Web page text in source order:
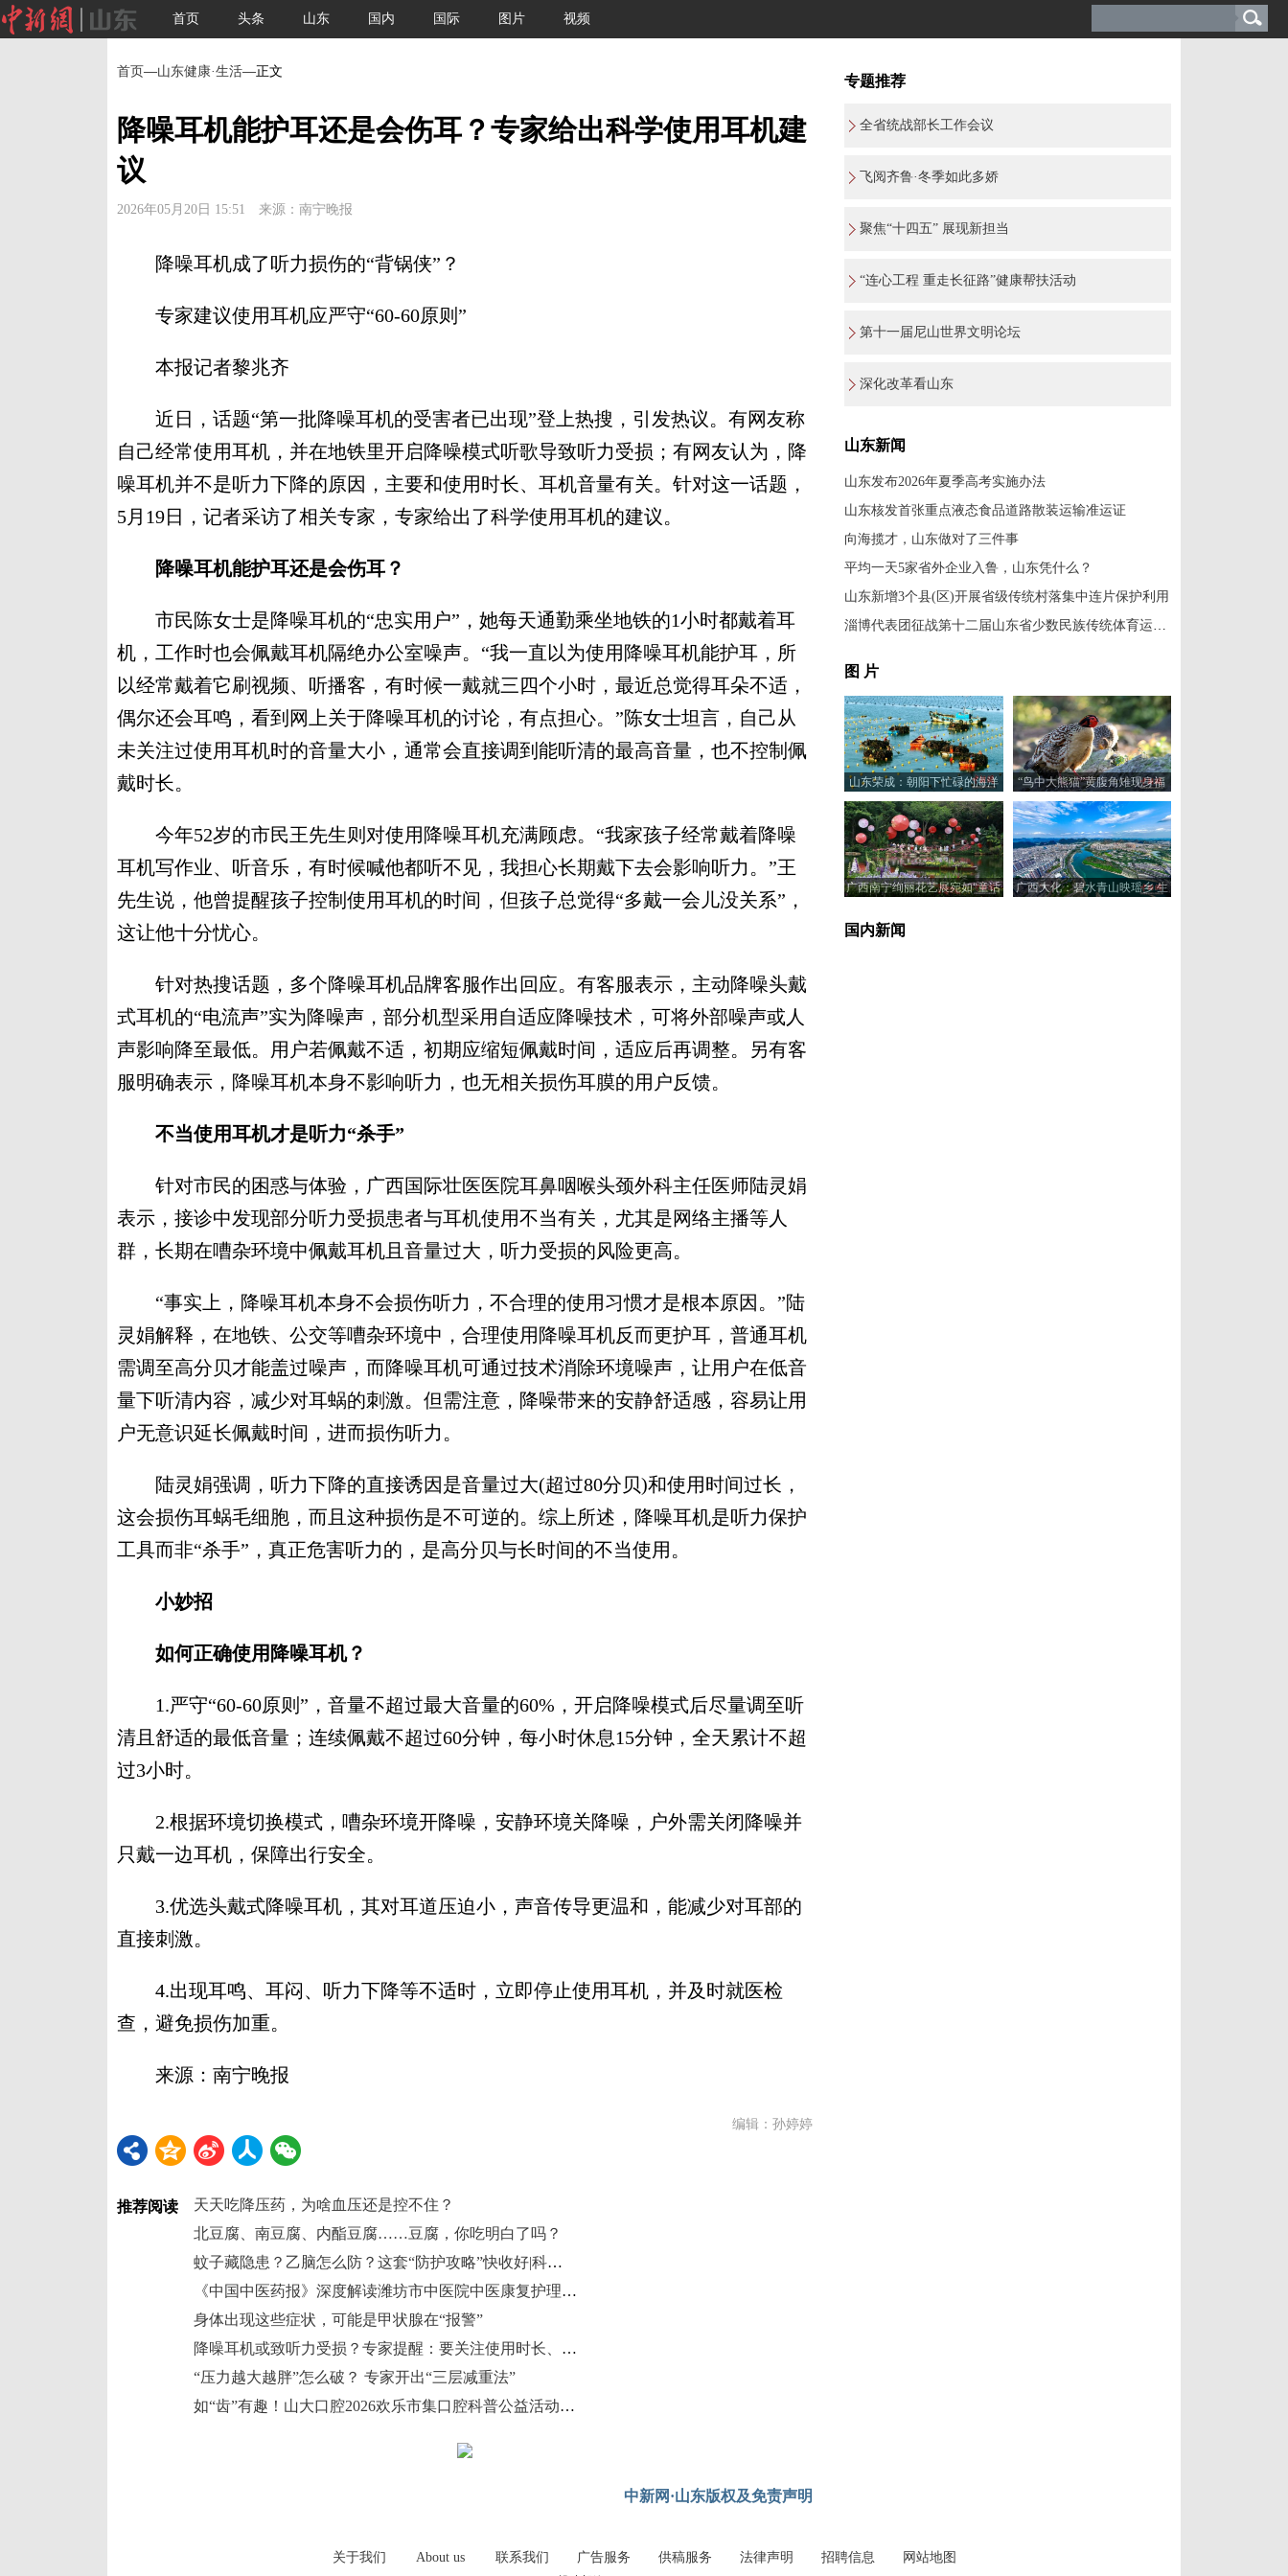
首页 头条 山东 国内 国际 图片 视频
首页—山东健康·生活—正文
降噪耳机能护耳还是会伤耳？专家给出科学使用耳机建
议
2026年05月20日 15:51 来源：南宁晚报
降噪耳机成了听力损伤的“背锅侠”？
专家建议使用耳机应严守“60-60原则”
本报记者黎兆齐
近日，话题“第一批降噪耳机的受害者已出现”登上热搜，引发热议。有网友称
自己经常使用耳机，并在地铁里开启降噪模式听歌导致听力受损；有网友认为，降
噪耳机并不是听力下降的原因，主要和使用时长、耳机音量有关。针对这一话题，
5月19日，记者采访了相关专家，专家给出了科学使用耳机的建议。
降噪耳机能护耳还是会伤耳？
市民陈女士是降噪耳机的“忠实用户”，她每天通勤乘坐地铁的1小时都戴着耳
机，工作时也会佩戴耳机隔绝办公室噪声。“我一直以为使用降噪耳机能护耳，所
以经常戴着它刷视频、听播客，有时候一戴就三四个小时，最近总觉得耳朵不适，
偶尔还会耳鸣，看到网上关于降噪耳机的讨论，有点担心。”陈女士坦言，自己从
未关注过使用耳机时的音量大小，通常会直接调到能听清的最高音量，也不控制佩
戴时长。
今年52岁的市民王先生则对使用降噪耳机充满顾虑。“我家孩子经常戴着降噪
耳机写作业、听音乐，有时候喊他都听不见，我担心长期戴下去会影响听力。”王
先生说，他曾提醒孩子控制使用耳机的时间，但孩子总觉得“多戴一会儿没关系”，
这让他十分忧心。
针对热搜话题，多个降噪耳机品牌客服作出回应。有客服表示，主动降噪头戴
式耳机的“电流声”实为降噪声，部分机型采用自适应降噪技术，可将外部噪声或人
声影响降至最低。用户若佩戴不适，初期应缩短佩戴时间，适应后再调整。另有客
服明确表示，降噪耳机本身不影响听力，也无相关损伤耳膜的用户反馈。
不当使用耳机才是听力“杀手”
针对市民的困惑与体验，广西国际壮医医院耳鼻咽喉头颈外科主任医师陆灵娟
表示，接诊中发现部分听力受损患者与耳机使用不当有关，尤其是网络主播等人
群，长期在嘈杂环境中佩戴耳机且音量过大，听力受损的风险更高。
“事实上，降噪耳机本身不会损伤听力，不合理的使用习惯才是根本原因。”陆
灵娟解释，在地铁、公交等嘈杂环境中，合理使用降噪耳机反而更护耳，普通耳机
需调至高分贝才能盖过噪声，而降噪耳机可通过技术消除环境噪声，让用户在低音
量下听清内容，减少对耳蜗的刺激。但需注意，降噪带来的安静舒适感，容易让用
户无意识延长佩戴时间，进而损伤听力。
陆灵娟强调，听力下降的直接诱因是音量过大(超过80分贝)和使用时间过长，
这会损伤耳蜗毛细胞，而且这种损伤是不可逆的。综上所述，降噪耳机是听力保护
工具而非“杀手”，真正危害听力的，是高分贝与长时间的不当使用。
小妙招
如何正确使用降噪耳机？
1.严守“60-60原则”，音量不超过最大音量的60%，开启降噪模式后尽量调至听
清且舒适的最低音量；连续佩戴不超过60分钟，每小时休息15分钟，全天累计不超
过3小时。
2.根据环境切换模式，嘈杂环境开降噪，安静环境关降噪，户外需关闭降噪并
只戴一边耳机，保障出行安全。
3.优选头戴式降噪耳机，其对耳道压迫小，声音传导更温和，能减少对耳部的
直接刺激。
4.出现耳鸣、耳闷、听力下降等不适时，立即停止使用耳机，并及时就医检
查，避免损伤加重。
来源：南宁晚报
编辑：孙婷婷
推荐阅读
天天吃降压药，为啥血压还是控不住？
北豆腐、南豆腐、内酯豆腐……豆腐，你吃明白了吗？
蚊子藏隐患？乙脑怎么防？这套“防护攻略”快收好|科普时间
《中国中医药报》深度解读潍坊市中医院中医康复护理工作实践
身体出现这些症状，可能是甲状腺在“报警”
降噪耳机或致听力受损？专家提醒：要关注使用时长、音量
“压力越大越胖”怎么破？ 专家开出“三层减重法”
如“齿”有趣！山大口腔2026欢乐市集口腔科普公益活动火热启动
中新网·山东版权及免责声明
专题推荐
全省统战部长工作会议
飞阅齐鲁·冬季如此多娇
聚焦“十四五” 展现新担当
“连心工程 重走长征路”健康帮扶活动
第十一届尼山世界文明论坛
深化改革看山东
山东新闻
山东发布2026年夏季高考实施办法
山东核发首张重点液态食品道路散装运输准运证
向海揽才，山东做对了三件事
平均一天5家省外企业入鲁，山东凭什么？
山东新增3个县(区)开展省级传统村落集中连片保护利用
淄博代表团征战第十二届山东省少数民族传统体育运动会
图 片
山东荣成：朝阳下忙碌的海洋
牧场
“鸟中大熊猫”黄腹角雉现身福
建建瓯
广西南宁绚丽花艺展宛如“童话
广西大化：碧水青山映瑶乡 生
国内新闻
关于我们 About us 联系我们 广告服务 供稿服务 法律声明 招聘信息 网站地图